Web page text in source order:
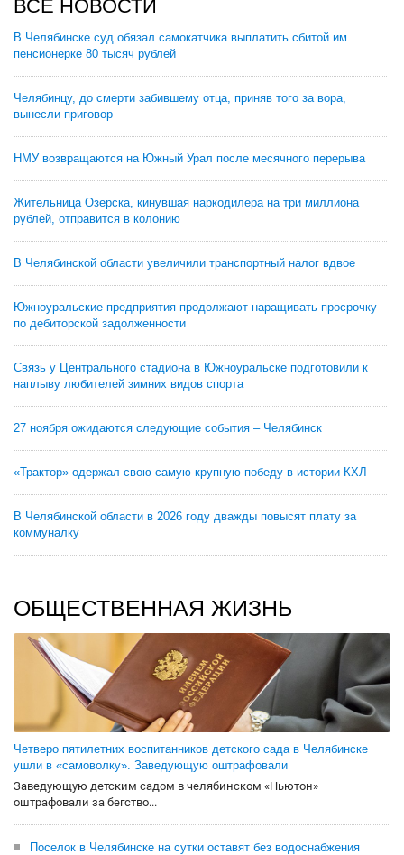
ВСЕ НОВОСТИ
В Челябинске суд обязал самокатчика выплатить сбитой им
пенсионерке 80 тысяч рублей
Челябинцу, до смерти забившему отца, приняв того за вора,
вынесли приговор
НМУ возвращаются на Южный Урал после месячного перерыва
Жительница Озерска, кинувшая наркодилера на три миллиона
рублей, отправится в колонию
В Челябинской области увеличили транспортный налог вдвое
Южноуральские предприятия продолжают наращивать просрочку
по дебиторской задолженности
Связь у Центрального стадиона в Южноуральске подготовили к
наплыву любителей зимних видов спорта
27 ноября ожидаются следующие события – Челябинск
«Трактор» одержал свою самую крупную победу в истории КХЛ
В Челябинской области в 2026 году дважды повысят плату за
коммуналку
ОБЩЕСТВЕННАЯ ЖИЗНЬ
Четверо пятилетних воспитанников детского сада в Челябинске
ушли в «самоволку». Заведующую оштрафовали
Заведующую детским садом в челябинском «Ньютон»
оштрафовали за бегство...
Поселок в Челябинске на сутки оставят без водоснабжения